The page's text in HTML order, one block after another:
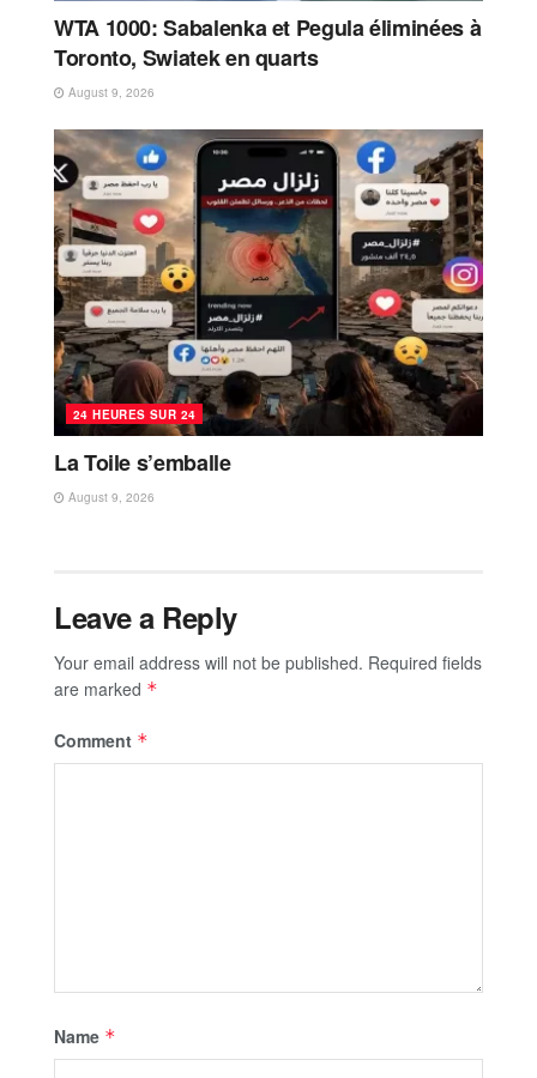
WTA 1000: Sabalenka et Pegula éliminées à
Toronto, Swiatek en quarts
August 9, 2026
24 HEURES SUR 24
La Toile s’emballe
August 9, 2026
Leave a Reply
Your email address will not be published. Required fields
are marked *
Comment *
Name *